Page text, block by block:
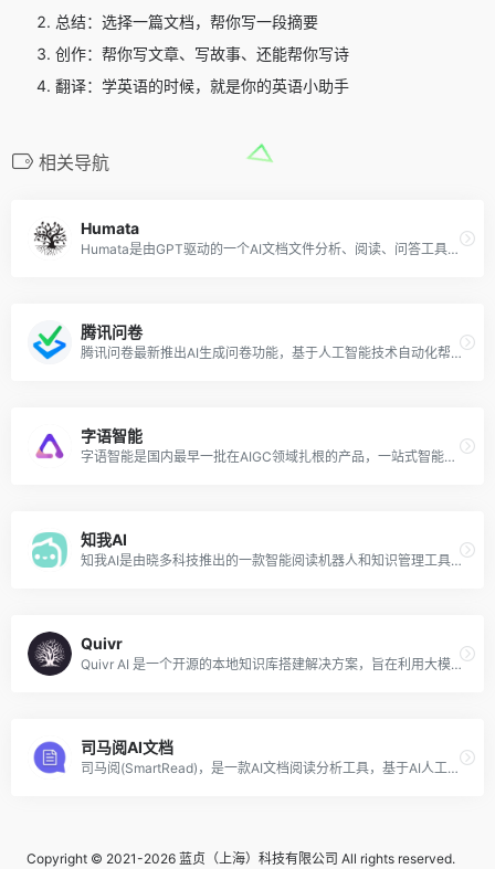
总结：选择一篇文档，帮你写一段摘要
创作：帮你写文章、写故事、还能帮你写诗
翻译：学英语的时候，就是你的英语小助手
相关导航
Humata
Humata是由GPT驱动的一个AI文档文件分析、阅读、问答工具，该工具可以帮助用户：总结长篇问答、即时问答、提高写论文速度。
腾讯问卷
腾讯问卷最新推出AI生成问卷功能，基于人工智能技术自动化帮助用户快速创建调查问卷。该功能的核心优势在于能够根据用户输入的关键信息，如目标受众、调研目的、问卷主题和长度等，智能生成一份结构化且符合需求的问卷。
字语智能
字语智能是国内最早一批在AIGC领域扎根的产品，一站式智能Office内容创作平台，可以快速生成文章、报告、新媒体爆文、种草文等各类办公场景办公文案。
知我AI
知我AI是由晓多科技推出的一款智能阅读机器人和知识管理工具，利用AI技术可以实现快速阅读视频、网页、文档、且总结相关内容，提炼精华要点，智能阅读分类管理知识库，碎片整合集中阅读。
Quivr
Quivr AI 是一个开源的本地知识库搭建解决方案，旨在利用大模型和生成式AI帮助用户存储和检索非结构化信息，构建用户知识的“第二大脑”。该工具允许用户上传各种类型的文件，如文本、Markdown、PDF、音频和视频，并将这些文件向量化后存储在云端。用户可以通过自然语言对话的方式向 Quivr 提问，以获取与上传文件相关的信息。
司马阅AI文档
司马阅(SmartRead)，是一款AI文档阅读分析工具，基于AI人工智能技术、智能文档技术，快速从复杂文档提取信息。 通过聊天互动形式，精准、灵活地获取关键信息及灵感，极大节省文档阅读和信息检索时间，高效应用于工作、学习场景，如读行业市场报告、产品手册、法律文档、论文文献、电子书等。
Copyright © 2021-2026 蓝贞（上海）科技有限公司 All rights reserved.